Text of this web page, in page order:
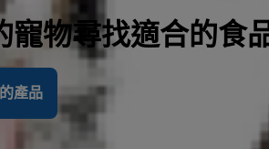
寵物尋找適合的食
產品